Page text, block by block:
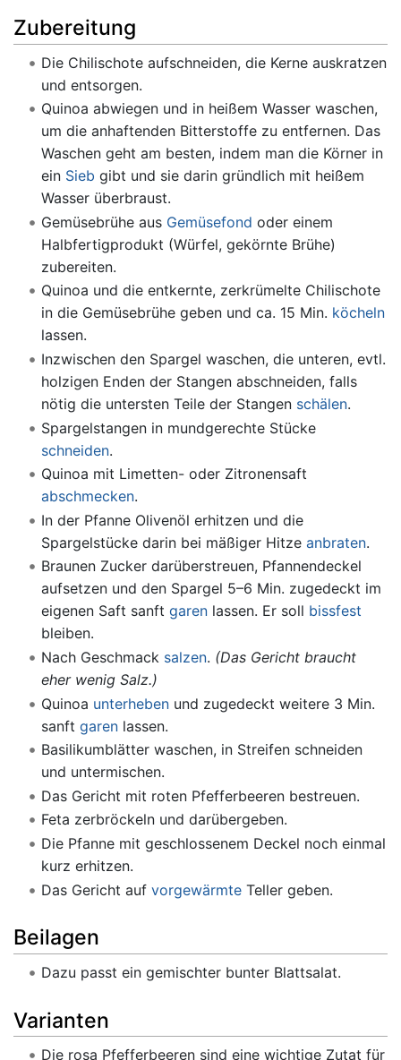
Zubereitung
Die Chilischote aufschneiden, die Kerne auskratzen
und entsorgen.
Quinoa abwiegen und in heißem Wasser waschen,
um die anhaftenden Bitterstoffe zu entfernen. Das
Waschen geht am besten, indem man die Körner in
ein Sieb gibt und sie darin gründlich mit heißem
Wasser überbraust.
Gemüsebrühe aus Gemüsefond oder einem
Halbfertigprodukt (Würfel, gekörnte Brühe)
zubereiten.
Quinoa und die entkernte, zerkrümelte Chilischote
in die Gemüsebrühe geben und ca. 15 Min. köcheln
lassen.
Inzwischen den Spargel waschen, die unteren, evtl.
holzigen Enden der Stangen abschneiden, falls
nötig die untersten Teile der Stangen schälen.
Spargelstangen in mundgerechte Stücke
schneiden.
Quinoa mit Limetten- oder Zitronensaft
abschmecken.
In der Pfanne Olivenöl erhitzen und die
Spargelstücke darin bei mäßiger Hitze anbraten.
Braunen Zucker darüberstreuen, Pfannendeckel
aufsetzen und den Spargel 5–6 Min. zugedeckt im
eigenen Saft sanft garenlassen. Er soll bissfest
bleiben.
Nach Geschmack salzen. (Das Gericht braucht
eher wenig Salz.)
Quinoa unterhebenund zugedeckt weitere 3 Min.
sanft garenlassen.
Basilikumblätter waschen, in Streifen schneiden
und untermischen.
Das Gericht mit roten Pfefferbeeren bestreuen.
Feta zerbröckeln und darübergeben.
Die Pfanne mit geschlossenem Deckel noch einmal
kurz erhitzen.
Das Gericht auf vorgewärmteTeller geben.
Beilagen
Dazu passt ein gemischter bunter Blattsalat.
Varianten
Die rosa Pfefferbeeren sind eine wichtige Zutat für